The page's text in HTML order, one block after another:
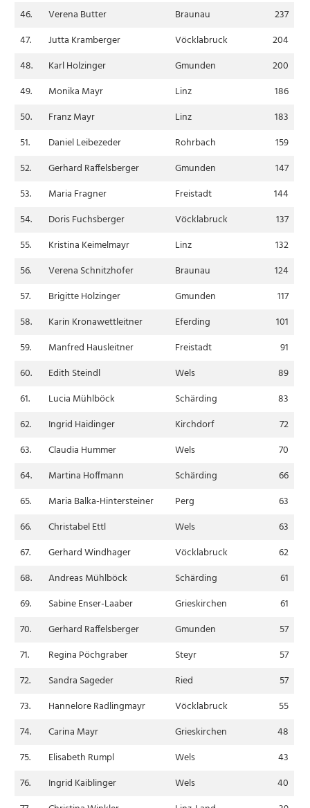
46.
Verena Butter Braunau
237
47.
Jutta Kramberger Vöcklabruck
204
48.
Karl Holzinger Gmunden
200
49.
Monika Mayr Linz
186
50.
Franz Mayr Linz
183
51.
Daniel Leibezeder Rohrbach
159
52.
Gerhard Raffelsberger Gmunden
147
53.
Maria Fragner Freistadt
144
54.
Doris Fuchsberger Vöcklabruck
137
55.
Kristina Keimelmayr Linz
132
56.
Verena Schnitzhofer Braunau
124
57.
Brigitte Holzinger Gmunden
117
58.
Karin Kronawettleitner Eferding
101
59.
Manfred Hausleitner Freistadt
91
60.
Edith Steindl Wels
89
61.
Lucia Mühlböck Schärding
83
62.
Ingrid Haidinger Kirchdorf
72
63.
Claudia Hummer Wels
70
64.
Martina Hoffmann Schärding
66
65.
Maria Balka-Hintersteiner Perg
63
66.
Christabel Ettl Wels
63
67.
Gerhard Windhager Vöcklabruck
62
68.
Andreas Mühlböck Schärding
61
69.
Sabine Enser-Laaber Grieskirchen
61
70.
Gerhard Raffelsberger Gmunden
57
71.
Regina Pöchgraber Steyr
57
72.
Sandra Sageder Ried
57
73.
Hannelore Radlingmayr Vöcklabruck
55
74.
Carina Mayr Grieskirchen
48
75.
Elisabeth Rumpl Wels
43
76.
Ingrid Kaiblinger Wels
40